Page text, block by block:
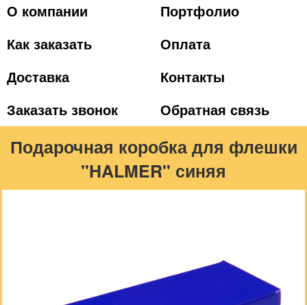
О компании
Портфолио
Как заказать
Оплата
Доставка
Контакты
Заказать звонок
Обратная связь
Подарочная коробка для флешки
"HALMER" синяя